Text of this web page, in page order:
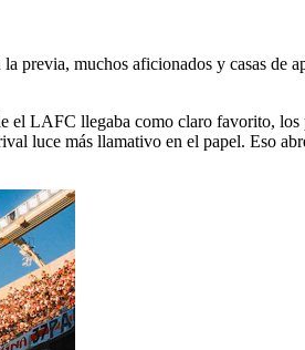
muchos aficionados y casas de
el LAFC llegaba como claro favorito,
luce más llamativo en el papel. Eso